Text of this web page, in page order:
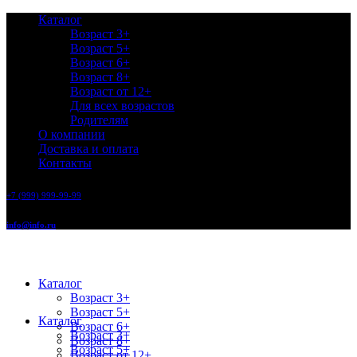
Каталог
Возраст 3+
Возраст 5+
Возраст 6+
Возраст 8+
Возраст от 12+
Для всех возрастов
Родителям
О компании
Доставка и оплата
Контакты
+7 (999) 999-99-99
info@info.ru
Каталог
Возраст 3+
Возраст 5+
Возраст 6+
Возраст 8+
Каталог
Возраст 3+
Возраст 5+